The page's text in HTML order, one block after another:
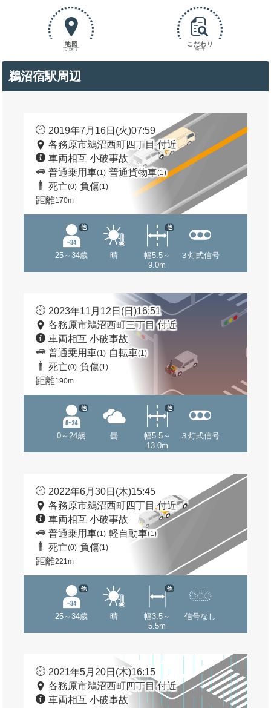
地図
で探す
こだわり
条件
鵜沼宿駅周辺
2019年7月16日(火)07:59
各務原市鵜沼西町四丁目 付近
車両相互 小破事故
普通乗用車(1) 普通貨物車(1)
死亡(0) 負傷(1)
距離170m
25～34歳
他
晴
幅5.5～
9.0m
他
３灯式信号
2023年11月12日(日)16:51
各務原市鵜沼西町三丁目 付近
車両相互 小破事故
普通乗用車(1) 自転車(1)
死亡(0) 負傷(1)
距離190m
0～24歳
他
曇
幅5.5～
13.0m
他
３灯式信号
2022年6月30日(木)15:45
各務原市鵜沼西町四丁目 付近
車両相互 小破事故
普通乗用車(1) 軽自動車(1)
死亡(0) 負傷(1)
距離221m
25～34歳
他
晴
幅3.5～
5.5m
他
信号なし
2021年5月20日(木)16:15
各務原市鵜沼西町四丁目 付近
車両相互 小破事故